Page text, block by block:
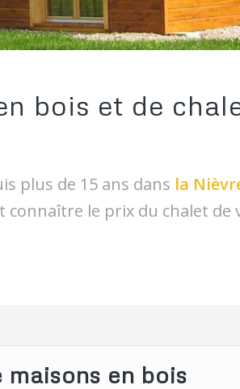
bois et de
plus de 15 ans dans la
le prix du chalet de
en bois